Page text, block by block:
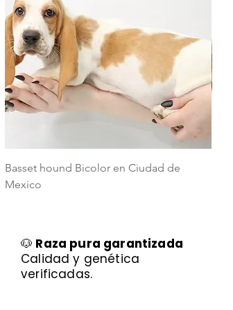
Basset hound Bicolor en Ciudad de
Mexico
🐶 Raza pura garantizada
Calidad y genética
verificadas.